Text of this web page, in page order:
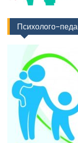
Психолого-